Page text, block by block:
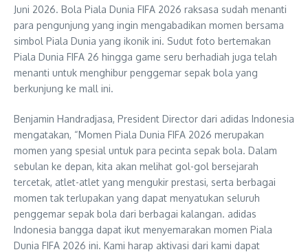
Juni 2026. Bola Piala Dunia FIFA 2026 raksasa sudah menanti
para pengunjung yang ingin mengabadikan momen bersama
simbol Piala Dunia yang ikonik ini. Sudut foto bertemakan
Piala Dunia FIFA 26 hingga game seru berhadiah juga telah
menanti untuk menghibur penggemar sepak bola yang
berkunjung ke mall ini.
Benjamin Handradjasa, President Director dari adidas Indonesia
mengatakan, “Momen Piala Dunia FIFA 2026 merupakan
momen yang spesial untuk para pecinta sepak bola. Dalam
sebulan ke depan, kita akan melihat gol-gol bersejarah
tercetak, atlet-atlet yang mengukir prestasi, serta berbagai
momen tak terlupakan yang dapat menyatukan seluruh
penggemar sepak bola dari berbagai kalangan. adidas
Indonesia bangga dapat ikut menyemarakan momen Piala
Dunia FIFA 2026 ini. Kami harap aktivasi dari kami dapat